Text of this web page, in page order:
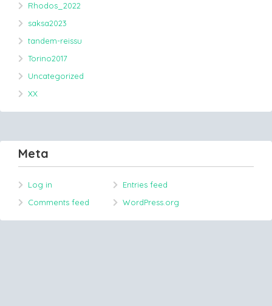
Rhodos_2022
saksa2023
tandem-reissu
Torino2017
Uncategorized
XX
Meta
Log in
Entries feed
Comments feed
WordPress.org